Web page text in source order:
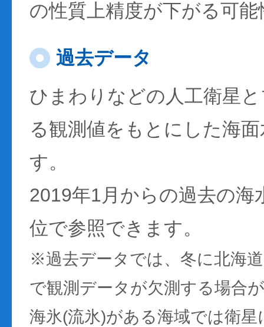
の性質上精度が下がる可
過去データ
ひまわりなどの人工衛星
る観測値をもとにした海
す。
2019年1月からの過去の海
位で参照できます。
※過去データでは、冬に北海
で観測データが欠測する場合
海氷(流氷)がある海域では衛